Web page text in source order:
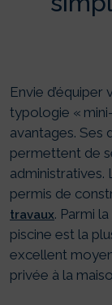
Envie
typologie «
avantages. Ses
permettent de
administratives.
permis de
travaux. Parmi
piscine est la
excellent
privée à la